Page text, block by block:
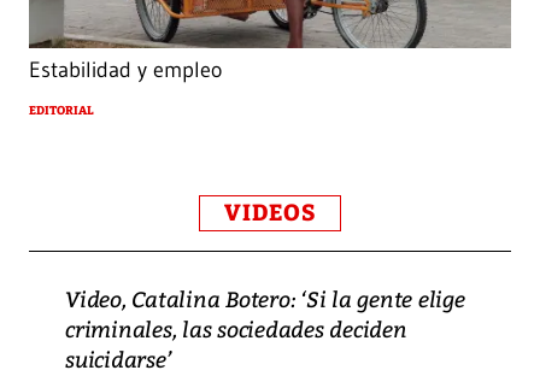
Estabilidad y empleo
EDITORIAL
VIDEOS
Video, Catalina Botero: ‘Si la gente elige
criminales, las sociedades deciden
suicidarse’